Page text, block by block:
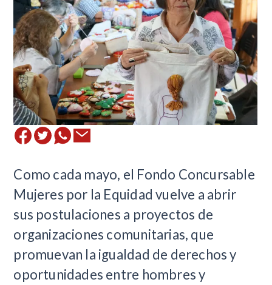
​Como cada mayo, el Fondo Concursable
Mujeres por la Equidad vuelve a abrir
sus postulaciones a proyectos de
organizaciones comunitarias, que
promuevan la igualdad de derechos y
oportunidades entre hombres y